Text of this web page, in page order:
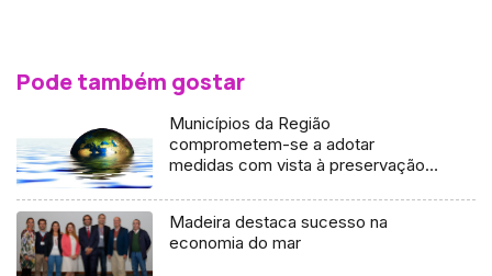
Pode também gostar
Municípios da Região
comprometem-se a adotar
medidas com vista à preservação
Madeira destaca sucesso na
economia do mar